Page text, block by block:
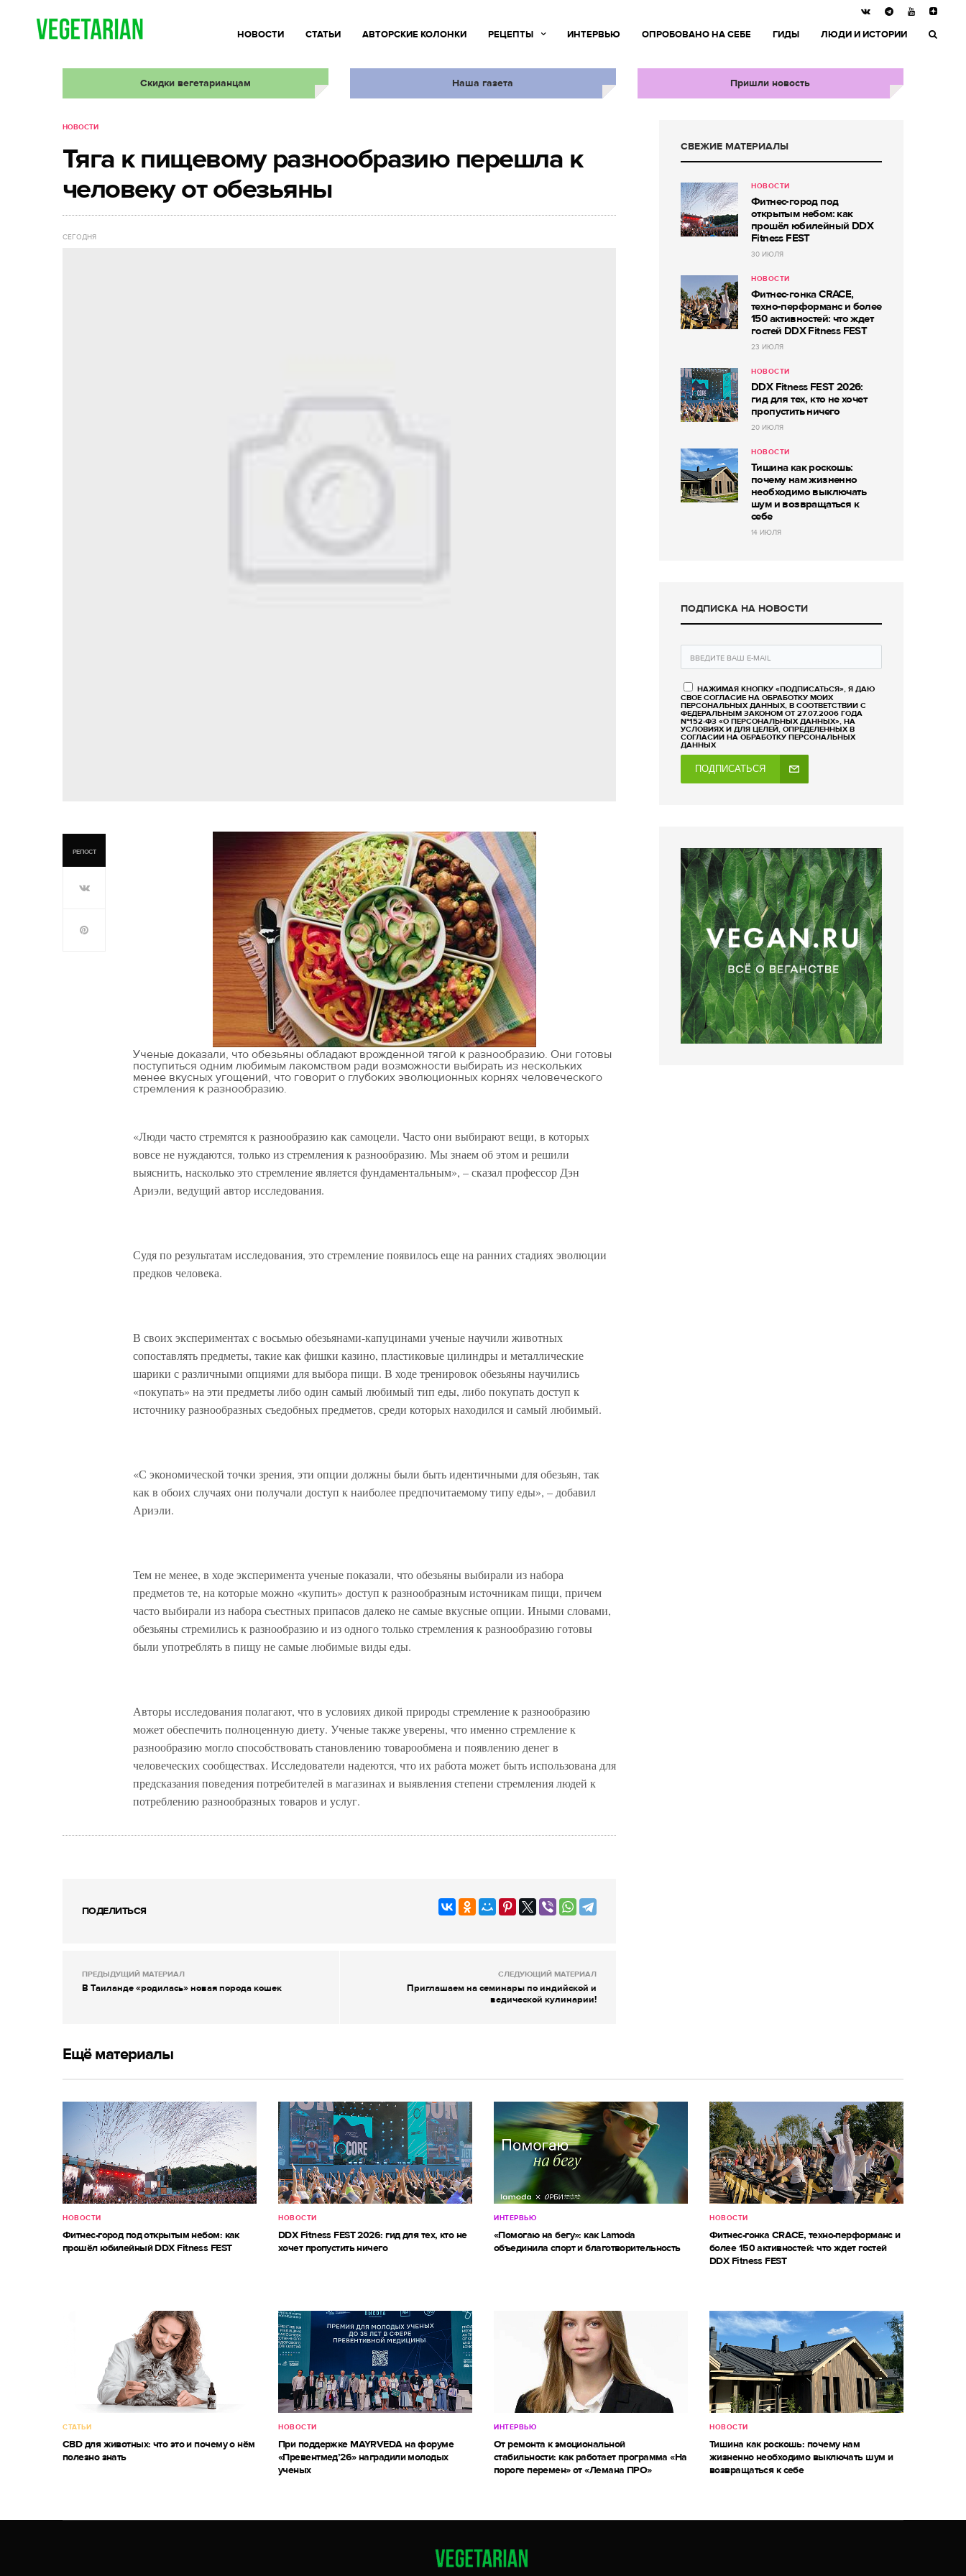
НОВОСТИ СТАТЬИ АВТОРСКИЕ КОЛОНКИ РЕЦЕПТЫ ИНТЕРВЬЮ ОПРОБОВАНО НА СЕБЕ ГИДЫ ЛЮДИ И ИСТОРИИ
Скидки вегетарианцам Наша газета Пришли новость
НОВОСТИ
Тяга к пищевому разнообразию перешла к
человеку от обезьяны
СЕГОДНЯ
РЕПОСТ
Ученые доказали, что обезьяны обладают врожденной тягой к разнообразию. Они готовы
поступиться одним любимым лакомством ради возможности выбирать из нескольких
менее вкусных угощений, что говорит о глубоких эволюционных корнях человеческого
стремления к разнообразию.
«Люди часто стремятся к разнообразию как самоцели. Часто они выбирают вещи, в которых
вовсе не нуждаются, только из стремления к разнообразию. Мы знаем об этом и решили
выяснить, насколько это стремление является фундаментальным», – сказал профессор Дэн
Ариэли, ведущий автор исследования.
Судя по результатам исследования, это стремление появилось еще на ранних стадиях эволюции
предков человека.
В своих экспериментах с восьмью обезьянами-капуцинами ученые научили животных
сопоставлять предметы, такие как фишки казино, пластиковые цилиндры и металлические
шарики с различными опциями для выбора пищи. В ходе тренировок обезьяны научились
«покупать» на эти предметы либо один самый любимый тип еды, либо покупать доступ к
источнику разнообразных съедобных предметов, среди которых находился и самый любимый.
«С экономической точки зрения, эти опции должны были быть идентичными для обезьян, так
как в обоих случаях они получали доступ к наиболее предпочитаемому типу еды», – добавил
Ариэли.
Тем не менее, в ходе эксперимента ученые показали, что обезьяны выбирали из набора
предметов те, на которые можно «купить» доступ к разнообразным источникам пищи, причем
часто выбирали из набора съестных припасов далеко не самые вкусные опции. Иными словами,
обезьяны стремились к разнообразию и из одного только стремления к разнообразию готовы
были употреблять в пищу не самые любимые виды еды.
Авторы исследования полагают, что в условиях дикой природы стремление к разнообразию
может обеспечить полноценную диету. Ученые также уверены, что именно стремление к
разнообразию могло способствовать становлению товарообмена и появлению денег в
человеческих сообществах. Исследователи надеются, что их работа может быть использована для
предсказания поведения потребителей в магазинах и выявления степени стремления людей к
потреблению разнообразных товаров и услуг.
ПОДЕЛИТЬСЯ
ПРЕДЫДУЩИЙ МАТЕРИАЛ
В Таиланде «родилась» новая порода кошек
СЛЕДУЮЩИЙ МАТЕРИАЛ
Приглашаем на семинары по индийской и
ведической кулинарии!
СВЕЖИЕ МАТЕРИАЛЫ
НОВОСТИ
Фитнес-город под
открытым небом: как
прошёл юбилейный DDX
Fitness FEST
30 ИЮЛЯ
НОВОСТИ
Фитнес-гонка CRACE,
техно-перформанс и более
150 активностей: что ждет
гостей DDX Fitness FEST
23 ИЮЛЯ
НОВОСТИ
DDX Fitness FEST 2026:
гид для тех, кто не хочет
пропустить ничего
20 ИЮЛЯ
НОВОСТИ
Тишина как роскошь:
почему нам жизненно
необходимо выключать
шум и возвращаться к
себе
14 ИЮЛЯ
ПОДПИСКА НА НОВОСТИ
НАЖИМАЯ КНОПКУ «ПОДПИСАТЬСЯ», Я ДАЮ
СВОЕ СОГЛАСИЕ НА ОБРАБОТКУ МОИХ
ПЕРСОНАЛЬНЫХ ДАННЫХ, В СООТВЕТСТВИИ С
ФЕДЕРАЛЬНЫМ ЗАКОНОМ ОТ 27.07.2006 ГОДА
№152-ФЗ «О ПЕРСОНАЛЬНЫХ ДАННЫХ», НА
УСЛОВИЯХ И ДЛЯ ЦЕЛЕЙ, ОПРЕДЕЛЕННЫХ В
СОГЛАСИИ НА ОБРАБОТКУ ПЕРСОНАЛЬНЫХ
ДАННЫХ
ПОДПИСАТЬСЯ
Ещё материалы
НОВОСТИ
Фитнес-город под открытым небом: как
прошёл юбилейный DDX Fitness FEST
НОВОСТИ
DDX Fitness FEST 2026: гид для тех, кто не
хочет пропустить ничего
ИНТЕРВЬЮ
«Помогаю на бегу»: как Lamoda
объединила спорт и благотворительность
НОВОСТИ
Фитнес-гонка CRACE, техно-перформанс и
более 150 активностей: что ждет гостей
DDX Fitness FEST
СТАТЬИ
CBD для животных: что это и почему о нём
полезно знать
НОВОСТИ
При поддержке MAYRVEDA на форуме
«Превентмед’26» наградили молодых
ученых
ИНТЕРВЬЮ
От ремонта к эмоциональной
стабильности: как работает программа «На
пороге перемен» от «Лемана ПРО»
НОВОСТИ
Тишина как роскошь: почему нам
жизненно необходимо выключать шум и
возвращаться к себе